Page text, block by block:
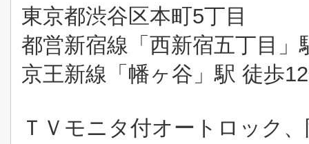
東京都渋谷区本町5丁目
都営新宿線「西新宿五丁目」
京王新線「幡ヶ谷」駅 徒歩
ＴＶモニタ付オートロック